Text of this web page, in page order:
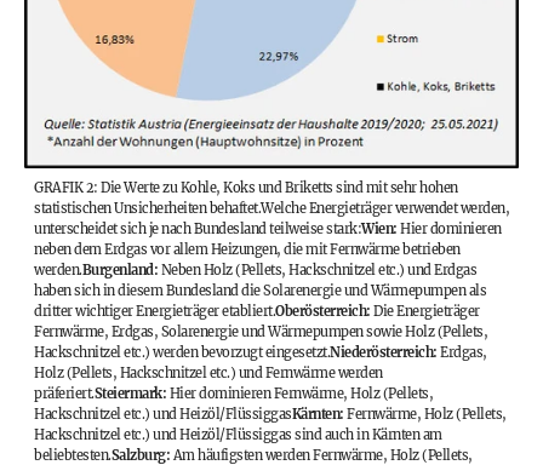
GRAFIK 2: Die Werte zu Kohle, Koks und Briketts sind mit sehr hohen
statistischen Unsicherheiten behaftet.Welche Energieträger verwendet werden,
unterscheidet sich je nach Bundesland teilweise stark:Wien: Hier dominieren
neben dem Erdgas vor allem Heizungen, die mit Fernwärme betrieben
werden.Burgenland: Neben Holz (Pellets, Hackschnitzel etc.) und Erdgas
haben sich in diesem Bundesland die Solarenergie und Wärmepumpen als
dritter wichtiger Energieträger etabliert.Oberösterreich: Die Energieträger
Fernwärme, Erdgas, Solarenergie und Wärmepumpen sowie Holz (Pellets,
Hackschnitzel etc.) werden bevorzugt eingesetzt.Niederösterreich: Erdgas,
Holz (Pellets, Hackschnitzel etc.) und Fernwärme werden
präferiert.Steiermark: Hier dominieren Fernwärme, Holz (Pellets,
Hackschnitzel etc.) und Heizöl/FlüssiggasKärnten: Fernwärme, Holz (Pellets,
Hackschnitzel etc.) und Heizöl/Flüssiggas sind auch in Kärnten am
beliebtesten.Salzburg: Am häufigsten werden Fernwärme, Holz (Pellets,